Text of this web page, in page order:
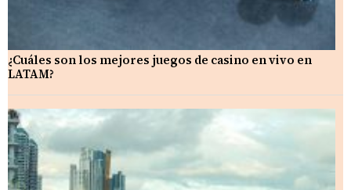
¿Cuáles son los mejores juegos de casino en vivo en
LATAM?